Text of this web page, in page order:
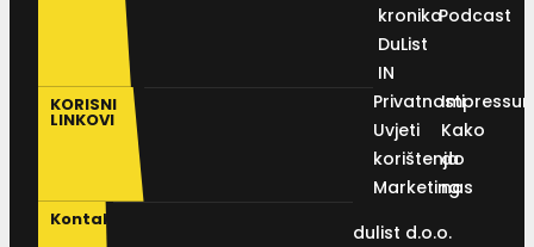
kronika
DuList
IN
Podcast
KORISNI
LINKOVI
Privatnosti
Uvjeti
korištenja
Marketing
Kako
do
nas
Kontakt
dulist d.o.o.